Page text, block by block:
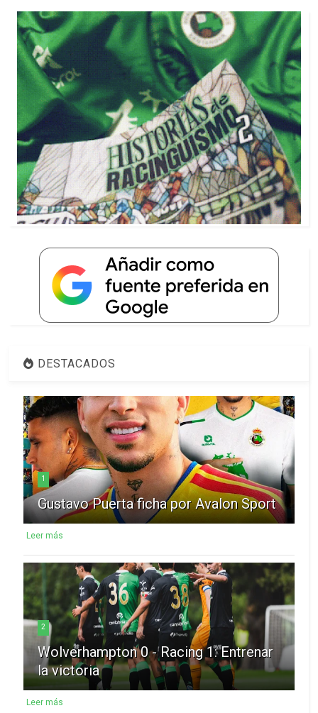
DESTACADOS
1
Gustavo Puerta ficha por Avalon Sport
Leer más
2
Wolverhampton 0 - Racing 1: Entrenar
la victoria
Leer más